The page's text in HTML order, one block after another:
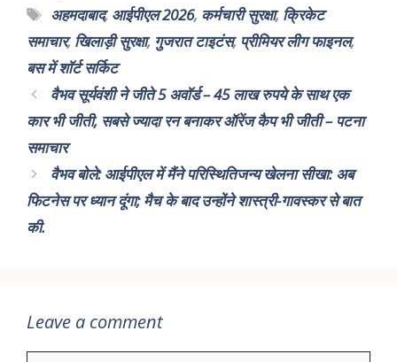
अहमदाबाद, आईपीएल 2026, कर्मचारी सुरक्षा, क्रिकेट
समाचार, खिलाड़ी सुरक्षा, गुजरात टाइटंस, प्रीमियर लीग फाइनल,
बस में शॉर्ट सर्किट
वैभव सूर्यवंशी ने जीते 5 अवॉर्ड – 45 लाख रुपये के साथ एक
कार भी जीती, सबसे ज्यादा रन बनाकर ऑरेंज कैप भी जीती – पटना
समाचार
वैभव बोले: आईपीएल में मैंने परिस्थितिजन्य खेलना सीखा: अब
फिटनेस पर ध्यान दूंगा; मैच के बाद उन्होंने शास्त्री-गावस्कर से बात
की.
Leave a comment